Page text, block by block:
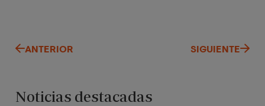
ANTERIOR SIGUIENTE
Noticias destacadas